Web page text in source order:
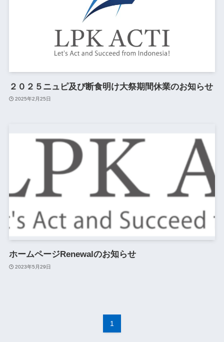
２０２５ニュピ及び断食明け大祭期間休業のお知らせ
2025年2月25日
ホームページRenewalのお知らせ
2023年5月29日
1